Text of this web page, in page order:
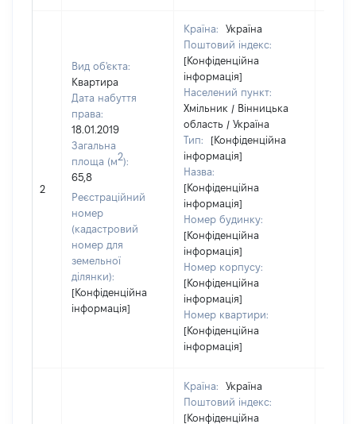
2
Вид об'єкта:
Квартира
Дата набуття
права:
18.01.2019
Загальна
площа (м2):
65,8
Реєстраційний
номер
(кадастровий
номер для
земельної
ділянки):
[Конфіденційна
інформація]
Країна:
Україна
Поштовий індекс:
[Конфіденційна
інформація]
Населений пункт:
Хмільник / Вінницька
область / Україна
Тип:
[Конфіденційна
інформація]
Назва:
[Конфіденційна
інформація]
Номер будинку:
[Конфіденційна
інформація]
Номер корпусу:
[Конфіденційна
інформація]
Номер квартири:
[Конфіденційна
інформація]
Країна:
Україна
Поштовий індекс:
[Конфіденційна